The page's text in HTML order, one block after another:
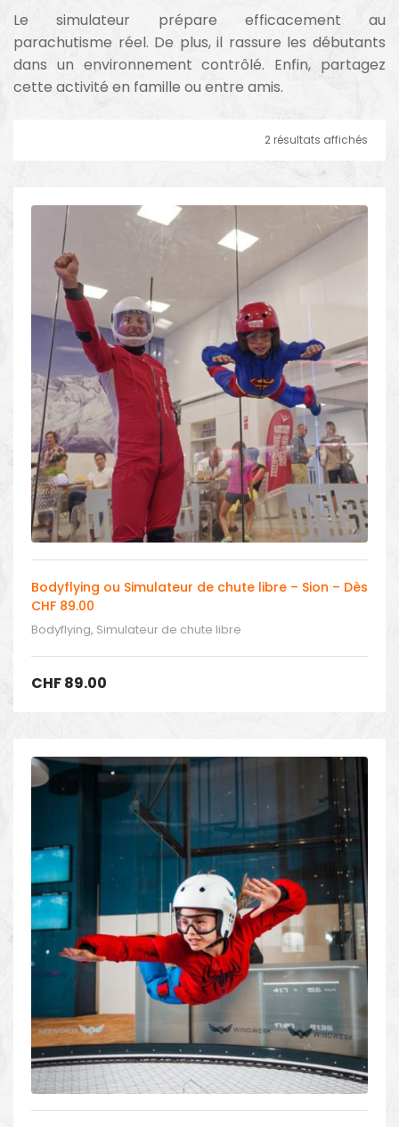
Le simulateur prépare efficacement au
parachutisme réel. De plus, il rassure les débutants
dans un environnement contrôlé. Enfin, partagez
cette activité en famille ou entre amis.
2 résultats affichés
Bodyflying ou Simulateur de chute libre – Sion – Dès
CHF 89.00
Bodyflying, Simulateur de chute libre
CHF89.00